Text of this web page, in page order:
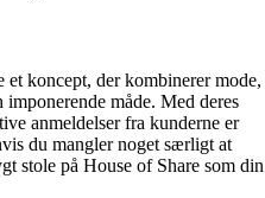
et koncept, der kombinerer mode,
måde. Med deres
anmeldelser fra kunderne er
du mangler noget særligt at
stole på House of Share som din